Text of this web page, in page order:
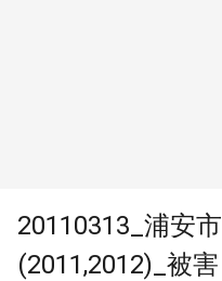
20110313_浦安
(2011,2012)_被害